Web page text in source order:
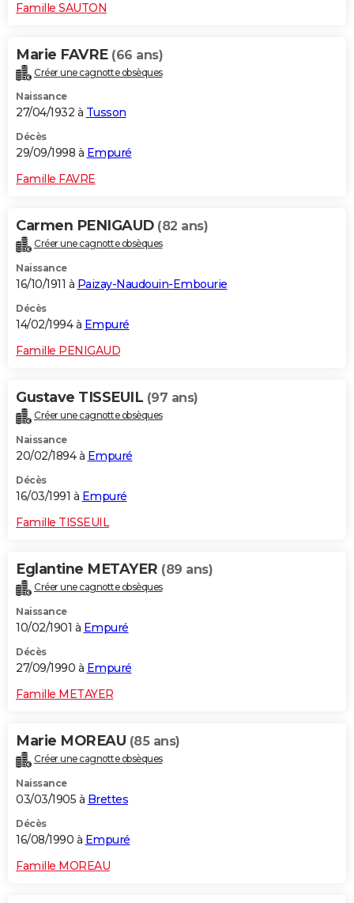
Famille SAUTON
Marie FAVRE (66 ans)
Créer une cagnotte obsèques
Naissance
27/04/1932 à Tusson
Décès
29/09/1998 à Empuré
Famille FAVRE
Carmen PENIGAUD (82 ans)
Créer une cagnotte obsèques
Naissance
16/10/1911 à Paizay-Naudouin-Embourie
Décès
14/02/1994 à Empuré
Famille PENIGAUD
Gustave TISSEUIL (97 ans)
Créer une cagnotte obsèques
Naissance
20/02/1894 à Empuré
Décès
16/03/1991 à Empuré
Famille TISSEUIL
Eglantine METAYER (89 ans)
Créer une cagnotte obsèques
Naissance
10/02/1901 à Empuré
Décès
27/09/1990 à Empuré
Famille METAYER
Marie MOREAU (85 ans)
Créer une cagnotte obsèques
Naissance
03/03/1905 à Brettes
Décès
16/08/1990 à Empuré
Famille MOREAU